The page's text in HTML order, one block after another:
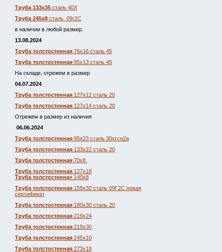
Труба 133х35 сталь 40Х
Труба 245х8 сталь 09г2С
в наличии в любой размер.
13.08.2024
Труба толстостенная 76х16 сталь 45
Труба толстостенная 95х13 сталь 45
На складе, отрежем в размер
04.07.2024
Труба толстостенная 127х12 сталь 20
Труба толстостенная 127х14 сталь 20
Отрежем в размер из наличия
06.06.2024
Труба толстостенная 95х23 сталь 30хгсн2а
Труба толстостенная 133х22 сталь 20
Труба толстостенная 70х8
Труба толстостенная 127х18
Труба толстостенная 140х8
Труба толстостенная 159х30 сталь 09Г2С новая
сертификат
Труба толстостенная 180х30 сталь 20
Труба толстостенная 219х24
Труба толстостенная 219х30
Труба толстостенная 245х10
Труба толстостенная 273х18